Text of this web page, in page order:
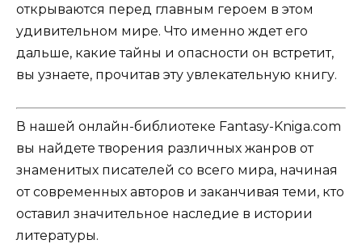
открываются перед главным героем в этом
удивительном мире. Что именно ждет его
дальше, какие тайны и опасности он встретит,
вы узнаете, прочитав эту увлекательную книгу.
В нашей онлайн-библиотеке Fantasy-Kniga.com
вы найдете творения различных жанров от
знаменитых писателей со всего мира, начиная
от современных авторов и заканчивая теми, кто
оставил значительное наследие в истории
литературы.